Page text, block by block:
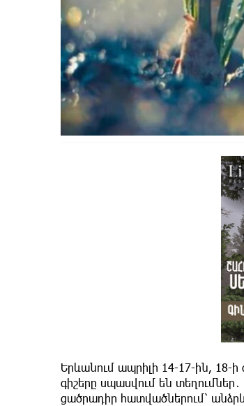
Երևանում ապրիլի 14-17-ին, 18-
գիշերը սպասվում են
ցածրադիր հատվածներում՝